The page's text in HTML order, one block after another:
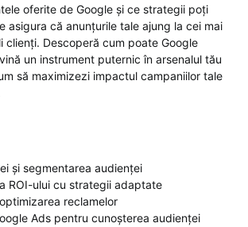
oferite de Google și ce strategii poți
asigura că anunțurile tale ajung la cei mai
clienți. Descoperă cum poate Google
un instrument puternic în arsenalul tău
să maximizezi impactul campaniilor tale
și segmentarea audienței
ROI-ului cu strategii adaptate
reclamelor
Ads pentru cunoșterea audienței